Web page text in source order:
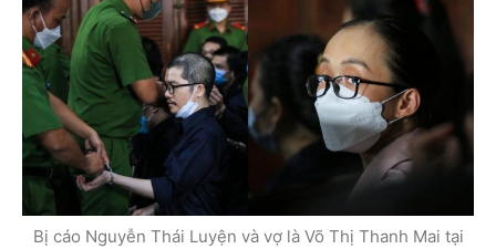
Bị cáo Nguyễn Thái Luyện và vợ là Võ Thị Thanh Mai tại